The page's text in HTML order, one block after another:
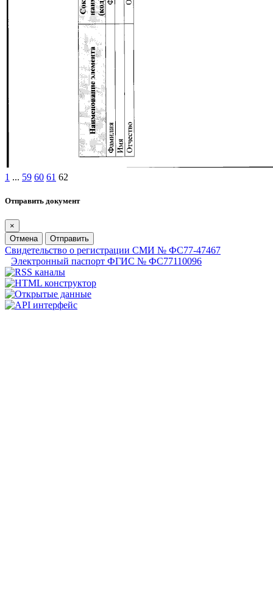
1 ... 59 60 61 62
Отправить документ
×
Отмена
Отправить
Свидетельство о регистрации СМИ № ФС77-47467
Электронный паспорт ФГИС № ФС77110096